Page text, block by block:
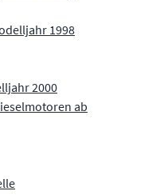
1998
2000
ab